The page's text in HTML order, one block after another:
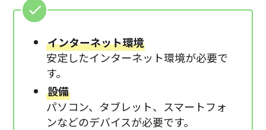
インターネット環境
安定したインターネット環境が必要で
す。
設備
パソコン、タブレット、スマートフォ
ンなどのデバイスが必要です。